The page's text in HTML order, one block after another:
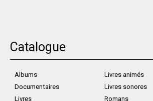
Catalogue
Albums
Documentaires
Livres
Livres animés
Livres sonores
Romans